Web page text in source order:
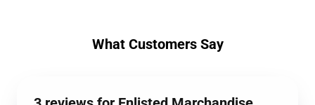
What Customers Say